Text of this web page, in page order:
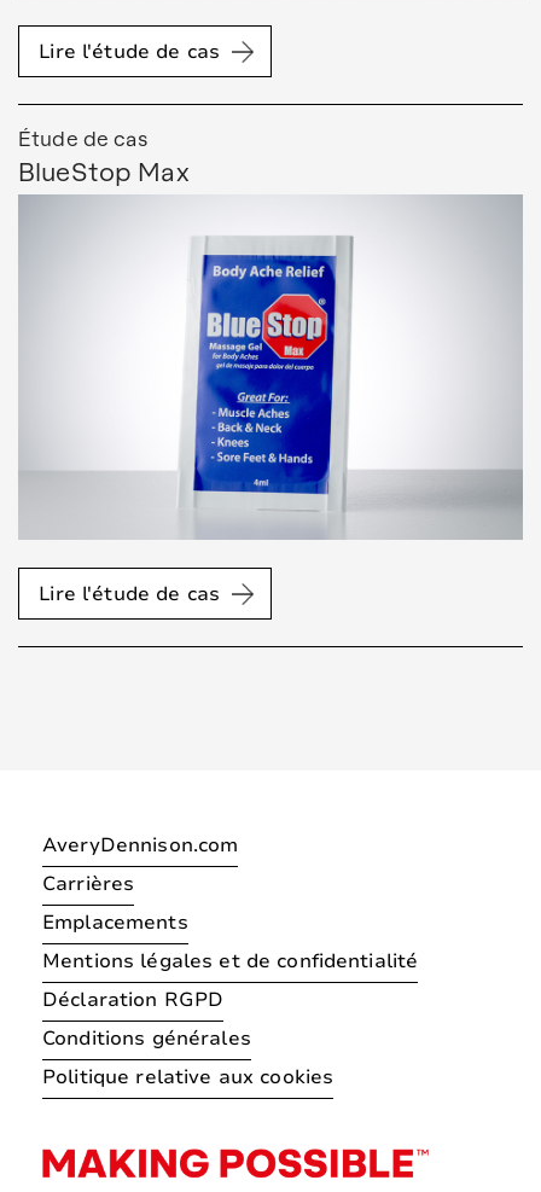
Lire l'étude de cas
Étude de cas
BlueStop Max
Lire l'étude de cas
AveryDennison.com
Carrières
Emplacements
Mentions légales et de confidentialité
Déclaration RGPD
Conditions générales
Politique relative aux cookies